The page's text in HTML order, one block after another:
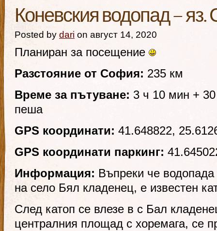
Коневския водопад –
Posted by dari on август 14, 2020
Планиран за посещение
Разстояние от София: 235 км
Време за пътуване: 3 ч 10 мин +
пеша
GPS координати: 41.648822,
GPS координати паркинг:
Информация: Въпреки че
на село Бял кладенец, е известен
След катоп се влезе в с Бал
централния площад с хоремага, се